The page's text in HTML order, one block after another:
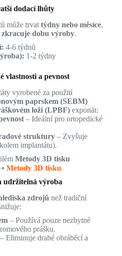
dodací lhůty
může trvat týdny nebo měsíce,
dobu výroby.
4-6 týdnů
1-2 týdny
vlastnosti a pevnost
vyrobené za použití
paprskem (SEBM)
loži (LPBF)exponát:
– Ideální pro ortopedické
struktury– Zvyšuje
implantátu).
Metody 3D tisku
Metody 3D tisku
udržitelná výroba
zdrojů než tradiční
– Používá pouze nezbytné
prášku.
Eliminuje drahé obráběcí a